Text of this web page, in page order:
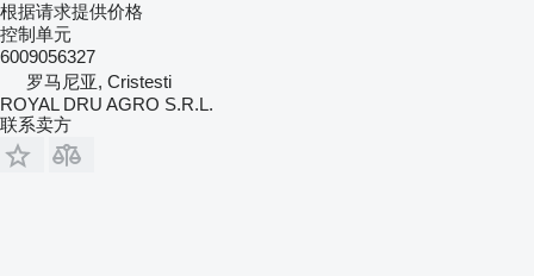
根据请求提供价格
控制单元
6009056327
罗马尼亚, Cristesti
ROYAL DRU AGRO S.R.L.
联系卖方